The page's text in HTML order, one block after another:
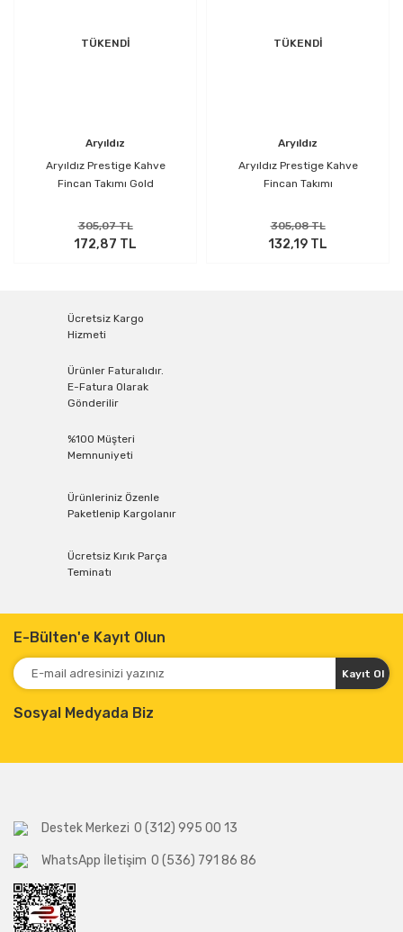
TÜKENDİ
Aryıldız
Aryıldız Prestige Kahve
Fincan Takımı Gold
305,07 TL
172,87 TL
TÜKENDİ
Aryıldız
Aryıldız Prestige Kahve
Fincan Takımı
305,08 TL
132,19 TL
Ücretsiz Kargo
Hizmeti
Ürünler Faturalıdır.
E-Fatura Olarak
Gönderilir
%100 Müşteri
Memnuniyeti
Ürünleriniz Özenle
Paketlenip Kargolanır
Ücretsiz Kırık Parça
Teminatı
E-Bülten'e Kayıt Olun
Kayıt Ol
Sosyal Medyada Biz
Destek Merkezi 0 (312) 995 00 13
WhatsApp İletişim 0 (536) 791 86 86